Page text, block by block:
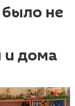
было не
и дома